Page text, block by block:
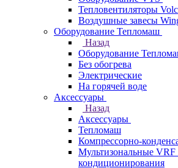
Тепловентиляторы
Воздушные завесы
Оборудование Тепломаш
Назад
Оборудование
Без обогрева
Электрические
На горячей воде
Аксессуары
Назад
Аксессуары
Тепломаш
Компрессорно-
Мультизональные
кондиционирования